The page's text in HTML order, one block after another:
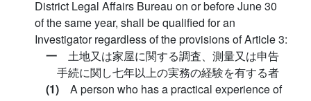
District Legal Affairs Bureau on or before June 30
of the same year, shall be qualified for an
Investigator regardless of the provisions of Article 3:
一 土地又は家屋に関する調査、測量又は申告
手続に関し七年以上の実務の経験を有する者
(1) A person who has a practical experience of